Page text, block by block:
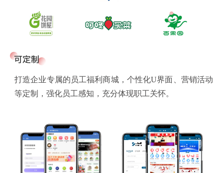
打造企业专属的员工福利商城，个性化U界面、营销活动
等定制，强化员工感知，充分体现职工关怀。